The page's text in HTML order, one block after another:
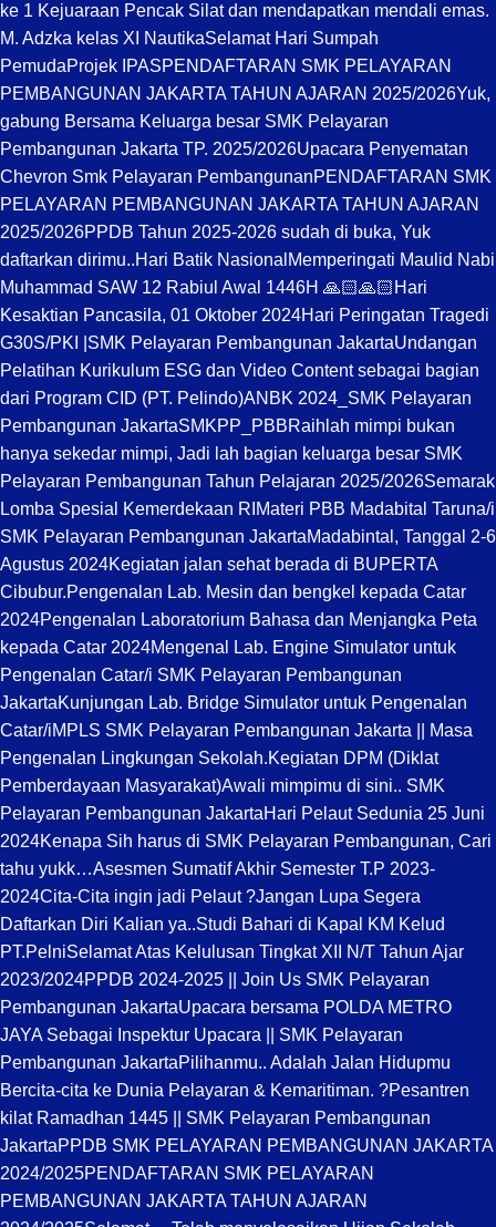
ke 1 Kejuaraan Pencak Silat dan mendapatkan mendali emas.
M. Adzka kelas XI NautikaSelamat Hari Sumpah
PemudaProjek IPASPENDAFTARAN SMK PELAYARAN
PEMBANGUNAN JAKARTA TAHUN AJARAN 2025/2026Yuk,
gabung Bersama Keluarga besar SMK Pelayaran
Pembangunan Jakarta TP. 2025/2026Upacara Penyematan
Chevron Smk Pelayaran PembangunanPENDAFTARAN SMK
PELAYARAN PEMBANGUNAN JAKARTA TAHUN AJARAN
2025/2026PPDB Tahun 2025-2026 sudah di buka, Yuk
daftarkan dirimu..Hari Batik Nasional Memperingati Maulid Nabi
Muhammad SAW 12 Rabiul Awal 1446H 🙏🏻🙏🏻 Hari
Kesaktian Pancasila, 01 Oktober 2024Hari Peringatan Tragedi
G30S/PKI |SMK Pelayaran Pembangunan JakartaUndangan
Pelatihan Kurikulum ESG dan Video Content sebagai bagian
dari Program CID (PT. Pelindo)ANBK 2024_SMK Pelayaran
Pembangunan JakartaSMKPP_PBBRaihlah mimpi bukan
hanya sekedar mimpi, Jadi lah bagian keluarga besar SMK
Pelayaran Pembangunan Tahun Pelajaran 2025/2026Semarak
Lomba Spesial Kemerdekaan RI Materi PBB Madabital Taruna/i
SMK Pelayaran Pembangunan JakartaMadabintal, Tanggal 2-6
Agustus 2024Kegiatan jalan sehat berada di BUPERTA
Cibubur.Pengenalan Lab. Mesin dan bengkel kepada Catar
2024Pengenalan Laboratorium Bahasa dan Menjangka Peta
kepada Catar 2024Mengenal Lab. Engine Simulator untuk
Pengenalan Catar/i SMK Pelayaran Pembangunan
JakartaKunjungan Lab. Bridge Simulator untuk Pengenalan
Catar/iMPLS SMK Pelayaran Pembangunan Jakarta || Masa
Pengenalan Lingkungan Sekolah.Kegiatan DPM (Diklat
Pemberdayaan Masyarakat)Awali mimpimu di sini.. SMK
Pelayaran Pembangunan JakartaHari Pelaut Sedunia 25 Juni
2024Kenapa Sih harus di SMK Pelayaran Pembangunan, Cari
tahu yukk…Asesmen Sumatif Akhir Semester T.P 2023-
2024Cita-Cita ingin jadi Pelaut ?Jangan Lupa Segera
Daftarkan Diri Kalian ya..Studi Bahari di Kapal KM Kelud
PT.PelniSelamat Atas Kelulusan Tingkat XII N/T Tahun Ajar
2023/2024PPDB 2024-2025 || Join Us SMK Pelayaran
Pembangunan JakartaUpacara bersama POLDA METRO
JAYA Sebagai Inspektur Upacara || SMK Pelayaran
Pembangunan JakartaPilihanmu.. Adalah Jalan Hidupmu
Bercita-cita ke Dunia Pelayaran & Kemaritiman. ?Pesantren
kilat Ramadhan 1445 || SMK Pelayaran Pembangunan
JakartaPPDB SMK PELAYARAN PEMBANGUNAN JAKARTA
2024/2025PENDAFTARAN SMK PELAYARAN
PEMBANGUNAN JAKARTA TAHUN AJARAN